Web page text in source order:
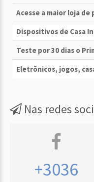
Acesse a maior loja
Dispositivos de Casa
Teste por 30 dias o
Eletrônicos, jogos,
Nas redes
+3036